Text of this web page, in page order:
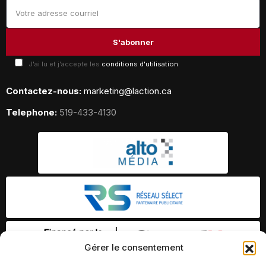
Gérer le consentement
J'ai lu et j'accepte les conditions d'utilisation
Contactez-nous: marketing@laction.ca
Telephone: 519-433-4130